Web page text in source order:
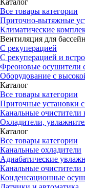
Каталог
Все товары категории
Приточно-вытяжные
Климатические
Вентиляция для
С рекуперацией
С рекуперацией и
Фреоновые осушители
Оборудование с
Каталог
Все товары категории
Приточные установки
Канальные очистители
Охладители,
Каталог
Все товары категории
Канальные охладители
Адиабатические
Канальные очистители
Конденсационные